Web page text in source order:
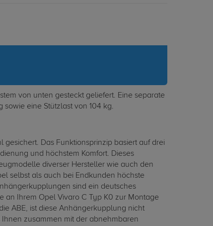
von unten gesteckt geliefert. Eine separate
sowie eine Stützlast von 104 kg.
Das Funktionsprinzip basiert auf drei
und höchstem Komfort. Dieses
diverser Hersteller wie auch den
selbst als auch bei Endkunden höchste
sind ein deutsches
an Ihrem Opel Vivaro C Typ K0 zur Montage
ABE, ist diese Anhängerkupplung nicht
zusammen mit der abnehmbaren